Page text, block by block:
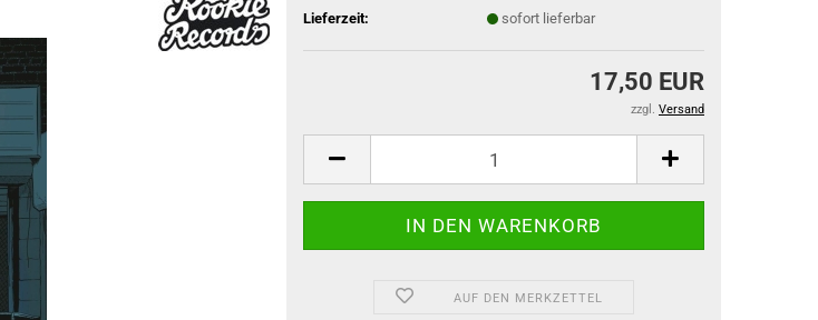
Lieferzeit: sofort lieferbar
17,50 EUR
zzgl. Versand
AUF DEN MERKZETTEL